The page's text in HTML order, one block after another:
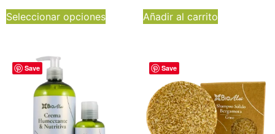
Seleccionar opciones Añadir al carrito
Save Save